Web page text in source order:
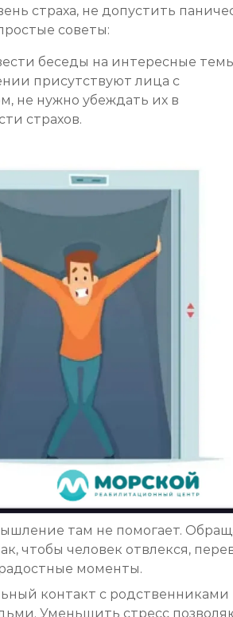
страха, не допустить
советы:
беседы на интересные
присутствуют лица с
не нужно убеждать их в
страхов.
там не помогает.
чтобы человек отвлекся,
моменты.
контакт с родственниками
Уменьшить стресс